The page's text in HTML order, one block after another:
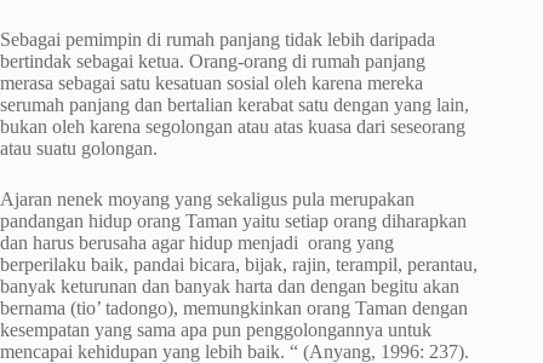
Sebagai pemimpin di rumah panjang tidak lebih daripada
bertindak sebagai ketua. Orang-orang di rumah panjang
merasa sebagai satu kesatuan sosial oleh karena mereka
serumah panjang dan bertalian kerabat satu dengan yang lain,
bukan oleh karena segolongan atau atas kuasa dari seseorang
atau suatu golongan.
Ajaran nenek moyang yang sekaligus pula merupakan
pandangan hidup orang Taman yaitu setiap orang diharapkan
dan harus berusaha agar hidup menjadi orang yang
berperilaku baik, pandai bicara, bijak, rajin, terampil, perantau,
banyak keturunan dan banyak harta dan dengan begitu akan
bernama (tio’ tadongo), memungkinkan orang Taman dengan
kesempatan yang sama apa pun penggolongannya untuk
mencapai kehidupan yang lebih baik. “ (Anyang, 1996: 237).